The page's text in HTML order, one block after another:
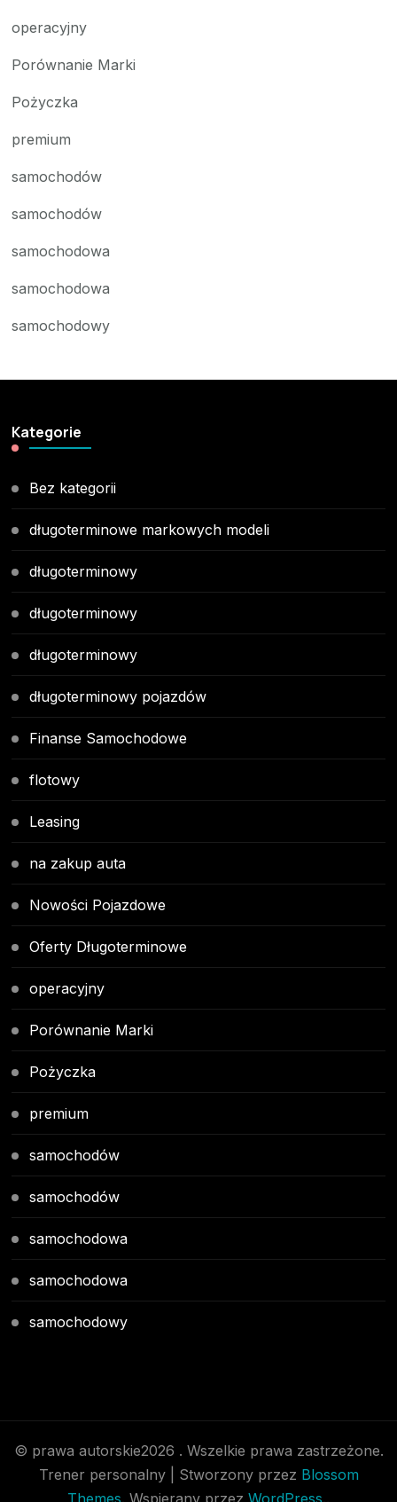
operacyjny
Porównanie Marki
Pożyczka
premium
samochodów
samochodów
samochodowa
samochodowa
samochodowy
Kategorie
Bez kategorii
długoterminowe markowych modeli
długoterminowy
długoterminowy
długoterminowy
długoterminowy pojazdów
Finanse Samochodowe
flotowy
Leasing
na zakup auta
Nowości Pojazdowe
Oferty Długoterminowe
operacyjny
Porównanie Marki
Pożyczka
premium
samochodów
samochodów
samochodowa
samochodowa
samochodowy
© prawa autorskie2026 . Wszelkie prawa zastrzeżone.
Trener personalny | Stworzony przez Blossom
Themes . Wspierany przez WordPress